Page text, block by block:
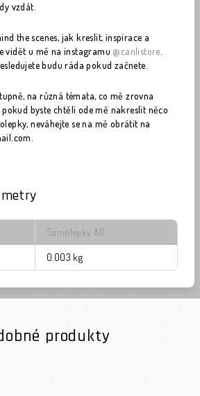
vzdát.
the scenes, jak kreslit, inspirace a
vidět u mě na instagramu @canlistore
budu ráda pokud začnete.
na různá témata, co mě zrovna
byste chtěli ode mě nakreslit něco
neváhejte se na mě obrátit na
Samolepky A6
0.003 kg
produkty